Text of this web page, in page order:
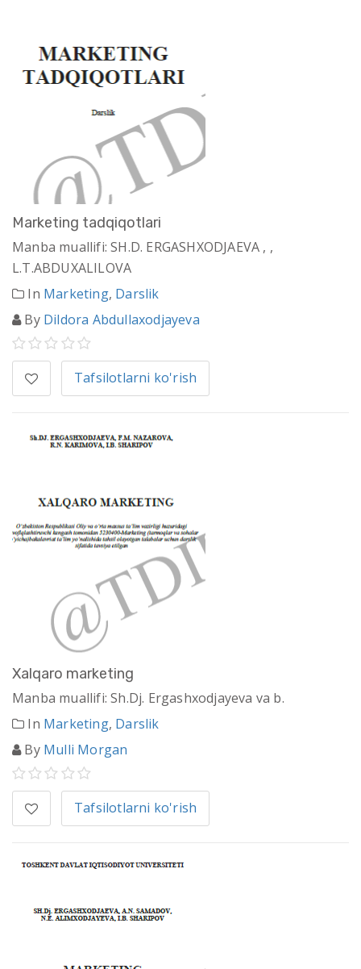
Marketing tadqiqotlari
Manba muallifi: SH.D. ERGASHXODJAEVA , ,
L.T.ABDUXALILOVA
In Marketing, Darslik
By Dildora Abdullaxodjayeva
Tafsilotlarni ko'rish
Xalqaro marketing
Manba muallifi: Sh.Dj. Ergashxodjayeva va b.
In Marketing, Darslik
By Mulli Morgan
Tafsilotlarni ko'rish